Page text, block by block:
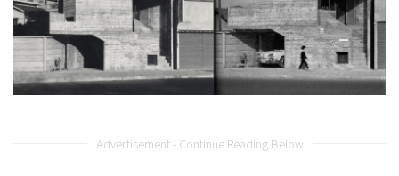
Advertisement - Continue Reading Below